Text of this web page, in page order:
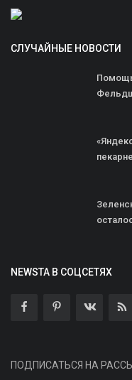
СЛУЧАЙНЫЕ НОВОСТИ
Помощь
NEWSTA В СОЦСЕТЯХ
ПОДПИСАТЬСЯ НА